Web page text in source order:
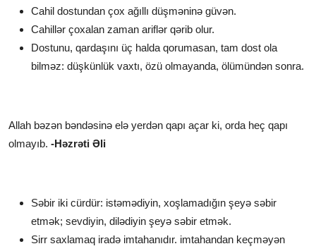
Cahil dostundan çox ağıllı düşməninə güvən.
Cahillər çoxalan zaman ariflər qərib olur.
Dostunu, qardaşını üç halda qorumasan, tam dost ola
bilməz: düşkünlük vaxtı, özü olmayanda, ölümündən sonra.
Allah bəzən bəndəsinə elə yerdən qapı açar ki, orda heç qapı
olmayıb. -Həzrəti Əli
Səbir iki cürdür: istəmədiyin, xoşlamadığın şeyə səbir
etmək; sevdiyin, dilədiyin şeyə səbir etmək.
Sirr saxlamaq iradə imtahanıdır. imtahandan keçməyən